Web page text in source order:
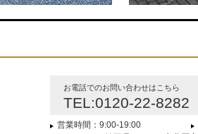
お電話でのお問い合わせはこちら
TEL:0120-22-8282
営業時間：9:00-19:00